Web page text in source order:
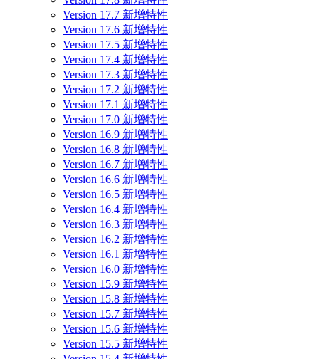
Version 17.7 新增特性
Version 17.6 新增特性
Version 17.5 新增特性
Version 17.4 新增特性
Version 17.3 新增特性
Version 17.2 新增特性
Version 17.1 新增特性
Version 17.0 新增特性
Version 16.9 新增特性
Version 16.8 新增特性
Version 16.7 新增特性
Version 16.6 新增特性
Version 16.5 新增特性
Version 16.4 新增特性
Version 16.3 新增特性
Version 16.2 新增特性
Version 16.1 新增特性
Version 16.0 新增特性
Version 15.9 新增特性
Version 15.8 新增特性
Version 15.7 新增特性
Version 15.6 新增特性
Version 15.5 新增特性